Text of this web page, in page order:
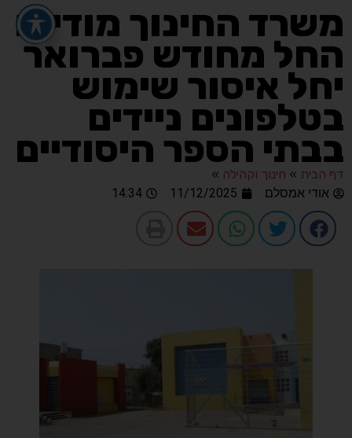
משרד החינוך מודיע:
החל מחודש פברואר
יחל איסור שימוש
בטלפונים ניידים
בבתי הספר היסודיים
דף הבית » חינוך וקהילה »
אודי אמסלם
11/12/2025
14:34